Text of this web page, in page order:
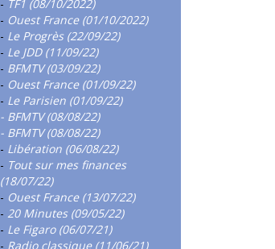
- TF1 (08/10/2022)
- Ouest France (01/10/2022)
- Le Progrès (22/09/22)
- Le JDD (11/09/22)
- BFMTV (03/09/22)
- Ouest France (01/09/22)
- Le Parisien (01/09/22)
- BFMTV (08/08/22)
- BFMTV (08/08/22)
- Libération (06/08/22)
- Tout sur mes finances
(18/07/22)
- Ouest France (13/07/22)
- 20 Minutes (09/05/22)
- Le Figaro (06/07/21)
- Radio classique (11/06/21)